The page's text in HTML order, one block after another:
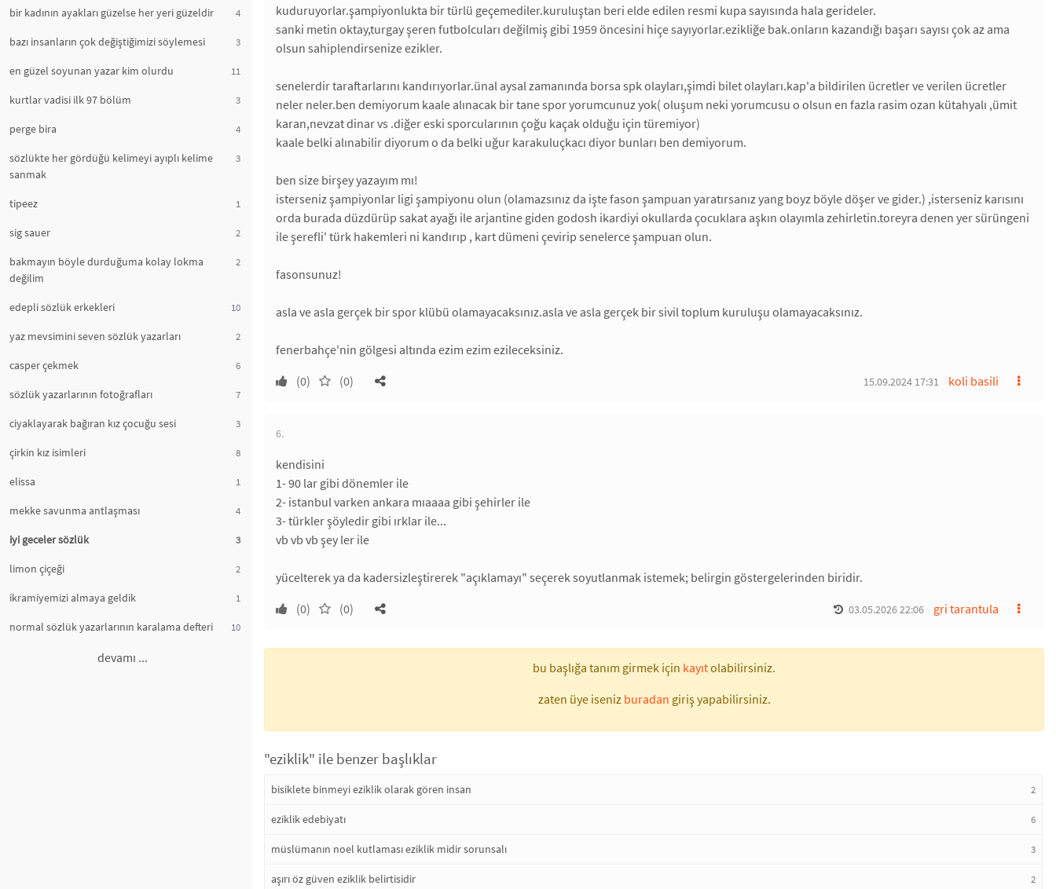
bir kadının ayakları güzelse her yeri güzeldir 4
bazı insanların çok değiştiğimizi söylemesi 3
en güzel soyunan yazar kim olurdu 11
kurtlar vadisi ilk 97 bölüm 3
perge bira 4
sözlükte her gördüğü kelimeyi ayıplı kelime
sanmak
3
tipeez 1
sig sauer 2
bakmayın böyle durduğuma kolay lokma
değilim
2
edepli sözlük erkekleri 10
yaz mevsimini seven sözlük yazarları 2
casper çekmek 6
sözlük yazarlarının fotoğrafları 7
ciyaklayarak bağıran kız çocuğu sesi 3
çirkin kız isimleri 8
elissa 1
mekke savunma antlaşması 4
iyi geceler sözlük 3
limon çiçeği 2
ikramiyemizi almaya geldik 1
normal sözlük yazarlarının karalama defteri 10
devamı ...
kuduruyorlar.şampiyonlukta bir türlü geçemediler.kuruluştan beri elde edilen resmi kupa sayısında hala gerideler.
sanki metin oktay,turgay şeren futbolcuları değilmiş gibi 1959 öncesini hiçe sayıyorlar.ezikliğe bak.onların kazandığı başarı sayısı çok az ama
olsun sahiplendirsenize ezikler.
senelerdir taraftarlarını kandırıyorlar.ünal aysal zamanında borsa spk olayları,şimdi bilet olayları.kap'a bildirilen ücretler ve verilen ücretler
neler neler.ben demiyorum kaale alınacak bir tane spor yorumcunuz yok( oluşum neki yorumcusu o olsun en fazla rasim ozan kütahyalı ,ümit
karan,nevzat dinar vs .diğer eski sporcularının çoğu kaçak olduğu için türemiyor)
kaale belki alınabilir diyorum o da belki uğur karakuluçkacı diyor bunları ben demiyorum.
ben size birşey yazayım mı!
isterseniz şampiyonlar ligi şampiyonu olun (olamazsınız da işte fason şampuan yaratırsanız yang boyz böyle döşer ve gider.) ,isterseniz karısını
orda burada düzdürüp sakat ayağı ile arjantine giden godosh ikardiyi okullarda çocuklara aşkın olayımla zehirletin.toreyra denen yer sürüngeni
ile şerefli' türk hakemleri ni kandırıp , kart dümeni çevirip senelerce şampuan olun.
fasonsunuz!
asla ve asla gerçek bir spor klübü olamayacaksınız.asla ve asla gerçek bir sivil toplum kuruluşu olamayacaksınız.
fenerbahçe'nin gölgesi altında ezim ezim ezileceksiniz.
(0)
(0) koli basili
15.09.2024 17:31
6.
kendisini
1- 90 lar gibi dönemler ile
2- istanbul varken ankara mıaaaa gibi şehirler ile
3- türkler şöyledir gibi ırklar ile...
vb vb vb şey ler ile
yücelterek ya da kadersizleştirerek "açıklamayı" seçerek soyutlanmak istemek; belirgin göstergelerinden biridir.
(0)
(0) gri tarantula
03.05.2026 22:06
bu başlığa tanım girmek için kayıtolabilirsiniz.
zaten üye iseniz buradan giriş yapabilirsiniz.
"eziklik" ile benzer başlıklar
bisiklete binmeyi eziklik olarak gören insan 2
eziklik edebiyatı 6
müslümanın noel kutlaması eziklik midir sorunsalı 3
aşırı öz güven eziklik belirtisidir 2